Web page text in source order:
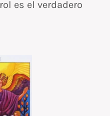
es el verdadero